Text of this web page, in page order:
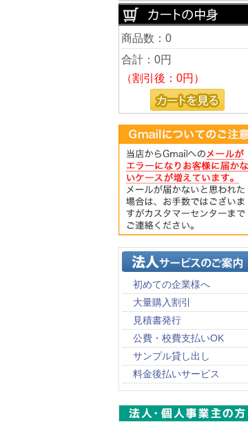
商品数：0
合計： 0円
（割引後：0円）
初めての企業様へ
大量購入割引
見積書発行
公費・校費支払いOK
サンプル貸し出し
料金後払いサービス